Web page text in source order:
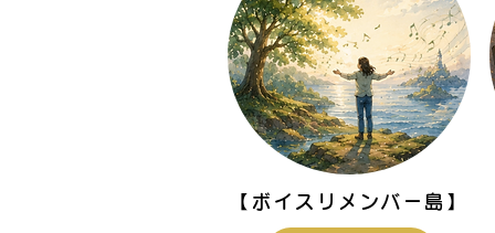
【ボイスリメンバー島】